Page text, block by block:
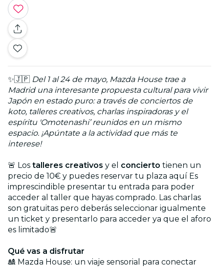
✨🇯🇵 Del 1 al 24 de mayo, Mazda House trae a
Madrid una interesante propuesta cultural para vivir
Japón en estado puro: a través de conciertos de
koto, talleres creativos, charlas inspiradoras y el
espíritu 'Omotenashi’ reunidos en un mismo
espacio. ¡Apúntate a la actividad que más te
interese!
🚨 Los talleres creativos y el concierto tienen un
precio de 10€ y puedes reservar tu plaza aquí Es
imprescindible presentar tu entrada para poder
acceder al taller que hayas comprado. Las charlas
son gratuitas pero deberás seleccionar igualmente
un ticket y presentarlo para acceder ya que el aforo
es limitado🚨
Qué vas a disfrutar
🎎 Mazda House: un viaje sensorial para conectar